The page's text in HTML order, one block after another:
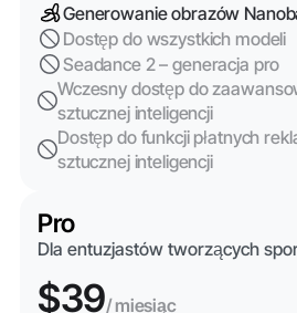
Generowanie obrazów
Dostęp do wszystkich modeli
Seadance 2 – generacja pro
Wczesny dostęp do
sztucznej inteligencji
Dostęp do funkcji płatnych
sztucznej inteligencji
Pro
Dla entuzjastów tworzących
$39/ miesiąc